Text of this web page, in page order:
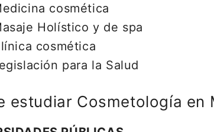
cosmética
Holístico y de spa
cosmética
para la Salud
estudiar Cosmetología en